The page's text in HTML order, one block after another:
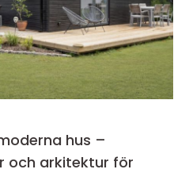
hus –
och arkitektur för